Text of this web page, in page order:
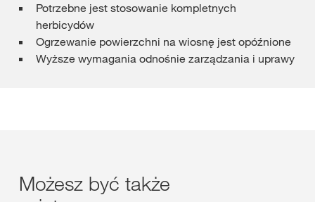
Potrzebne jest stosowanie kompletnych
herbicydów
Ogrzewanie powierzchni na wiosnę jest opóźnione
Wyższe wymagania odnośnie zarządzania i uprawy
Możesz być także